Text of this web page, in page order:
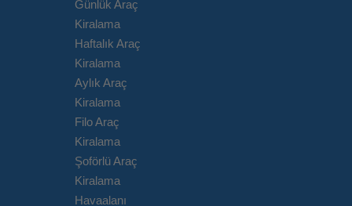
Günlük Araç
Kiralama
Haftalık Araç
Kiralama
Aylık Araç
Kiralama
Filo Araç
Kiralama
Şoförlü Araç
Kiralama
Havaalanı